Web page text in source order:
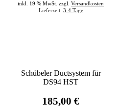
inkl. 19 % MwSt. zzgl. Versandkosten
Lieferzeit: 3-4 Tage
Schübeler Ductsystem für
DS94 HST
185,00 €